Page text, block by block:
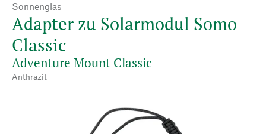
Sonnenglas
Adapter zu Solarmodul Somo
Classic
Adventure Mount Classic
Anthrazit